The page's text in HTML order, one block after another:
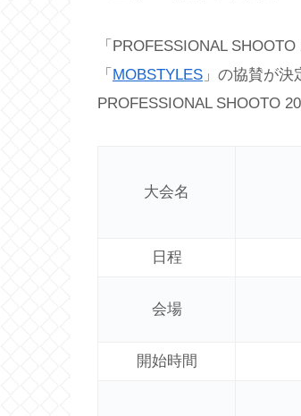
「PROFESSIONAL
「 MOBSTYLES 」の協賛が
PROFESSIONAL SHOOTO
大会名
日程
会場
開始時間